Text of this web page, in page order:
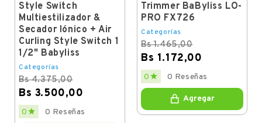
Style Switch
Multiestilizador &
Secador Iónico + Air
Curling Style Switch 1
1/2" Babyliss
Categorías
Bs 4.375,00
Bs 3.500,00
Regular
price
Price
0  0 Reseñas
Trimmer BaByliss LO-
PRO FX726
Categorías
Bs 1.465,00
Bs 1.172,00
Regular
price
Price
0  0 Reseñas
Agregar